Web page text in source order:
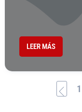
LEER MÁS
1